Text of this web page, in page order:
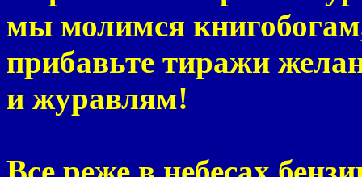
мы молимся
прибавьте тиражи
и журавлям!